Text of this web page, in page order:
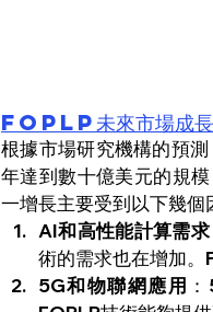
FOPLP未來市場成
根據市場研究機構的預
年達到數十億美元的規
一增長主要受到以下幾個
AI和高性能計算需求
術的需求也在增加。
5G和物聯網應用